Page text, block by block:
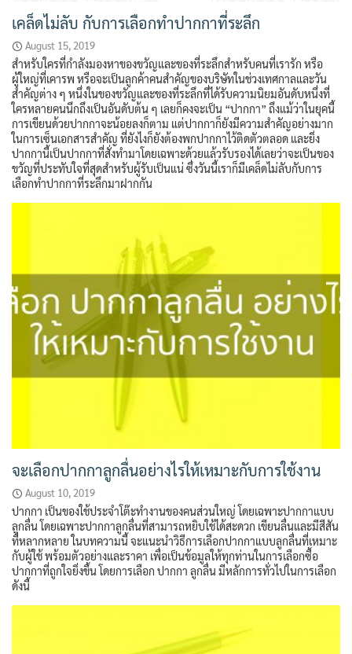
เคล็ดไม่ลับ กับการเลือกทำปากกาที่ระลึก
August 15, 2019
สำหรับใครที่กำลังมองหาของขวัญและของที่ระลึกสำหรับคนที่เรารัก หรือ
ผู้ใหญ่ที่เคารพ หรือจะเป็นลูกค้าคนสำคัญของบริษัทในช่วงเทศกาลและวัน
สำคัญต่าง ๆ หนึ่งในของขวัญและของที่ระลึกที่ได้รับความนิยมอันดับหนึ่งที่
ใครหลายคนนึกถึงเป็นอันดับต้น ๆ เลยก็คงจะเป็น “ปากกา” ถึงแม้ว่าในยุคนี้
การเขียนด้วยปากกาจะน้อยลงก็ตาม แต่ปากกาก็ยังมีความสำคัญอย่างมาก
ในการเซ็นเอกสารสำคัญ ที่ยังไงก็ยังต้องพกปากกาไว้ติดตัวตลอด และยิ่ง
ปากกานี้เป็นปากกาที่สั่งทำมาโดยเฉพาะด้วยแล้วรับรองได้เลยว่าจะเป็นของ
ขวัญที่ประทับใจที่สุดสำหรับผู้รับเป็นแน่ ซึ่งวันนี้เราก็มีเคล็ดไม่ลับกับการ
เลือกทำปากกาที่ระลึกมาฝากกัน
จะเลือกปากกาลูกลื่นอย่างไรให้เหมาะกับการใช้งาน
August 10, 2019
ปากกา เป็นของใช้ประจำโต๊ะทำงานของคนส่วนใหญ่ โดยเฉพาะปากกาแบบ
ลูกลื่น โดยเฉพาะปากกาลูกลื่นที่สามารถหยิบใช้ได้สะดวก เขียนลื่นและมีสีสัน
ที่หลากหลาย ในบทความนี้ จะแนะนำวิธีการเลือกปากกาแบบลูกลื่นที่เหมาะ
กับผู้ใช้ พร้อมตัวอย่างและราคา เพื่อเป็นข้อมูลให้ทุกท่านในการเลือกซื้อ
ปากกาที่ถูกใจยิ่งขึ้น โดยการเลือก ปากกา ลูกลื่น มีหลักการทั่วไปในการเลือก
ดังนี้